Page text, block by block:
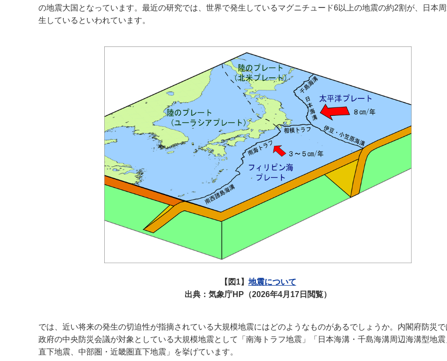
の地震大国となっています。最近の研究では、世界で発生しているマグニチュード6以上の地震の約2割が、日本
生しているといわれています。
【図1】 地震について
出典：気象庁HP（2026年4月17日閲覧）
では、近い将来の発生の切迫性が指摘されている大規模地震にはどのようなものがあるでしょうか。内閣府防災
政府の中央防災会議が対象としている大規模地震として「南海トラフ地震」「日本海溝・千島海溝周辺海溝型地
直下地震、中部圏・近畿圏直下地震」を挙げています。